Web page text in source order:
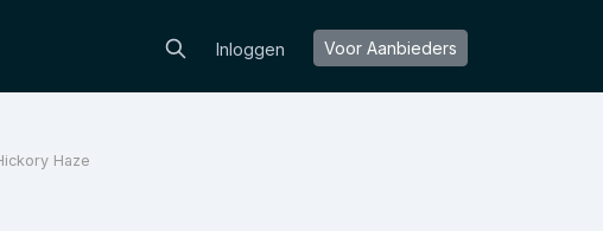
Inloggen Voor Aanbieders
Haze